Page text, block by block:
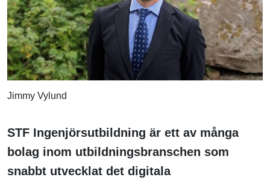
Jimmy Vylund
STF Ingenjörsutbildning är ett av många
bolag inom utbildningsbranschen som
snabbt utvecklat det digitala